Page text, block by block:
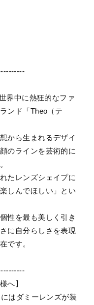
界中に熱狂的なファ
ンド「Theo（テ
から生まれるデザイ
のラインを芸術的に
たレンズシェイプに
しんでほしい」とい
性を最も美しく引き
に自分らしさを表現
です。
へ】
はダミーレンズが装